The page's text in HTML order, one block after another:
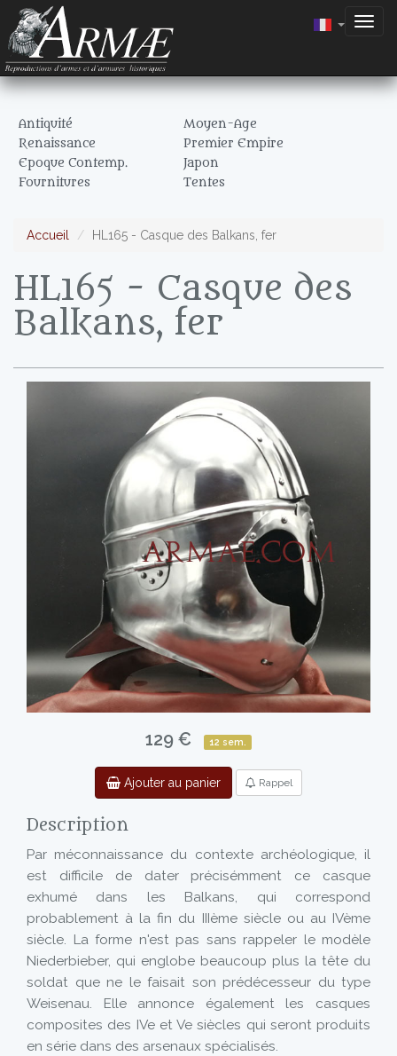
Antiquité
Moyen-Age
Renaissance
Premier Empire
Epoque Contemp.
Japon
Fournitures
Tentes
Accueil HL165 - Casque des Balkans, fer
HL165 - Casque des
Balkans, fer
129 € 12 sem.
Ajouter au panier Rappel
Description
Par méconnaissance du contexte archéologique, il
est difficile de dater précisémment ce casque
exhumé dans les Balkans, qui correspond
probablement à la fin du IIIème siècle ou au IVème
siècle. La forme n'est pas sans rappeler le modèle
Niederbieber, qui englobe beaucoup plus la tête du
soldat que ne le faisait son prédécesseur du type
Weisenau. Elle annonce également les casques
composites des IVe et Ve siècles qui seront produits
en série dans des arsenaux spécialisés.